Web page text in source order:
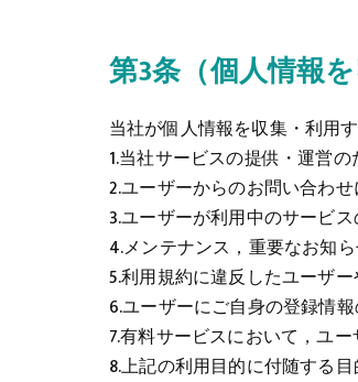
第3条（個人情報
当社が個人情報を収集・利用
1.当社サービスの提供・運営の
2.ユーザーからのお問い合わ
3.ユーザーが利用中のサービ
4.メンテナンス，重要なお知
5.利用規約に違反したユーザ
6.ユーザーにご自身の登録情
7.有料サービスにおいて，ユ
8.上記の利用目的に付随する目